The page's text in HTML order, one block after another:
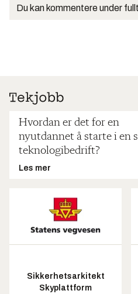
Du kan kommentere under
Hvordan er det for en
nyutdannet å starte i en
teknologibedrift?
Les mer
Sikkerhetsarkitekt
Skyplattform